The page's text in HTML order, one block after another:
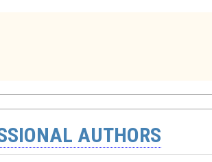
AUTHORS